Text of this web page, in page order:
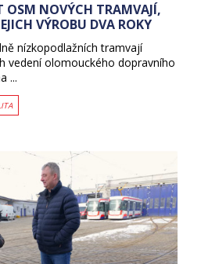
OSM NOVÝCH TRAMVAJÍ,
VÝROBU DVA ROKY
nízkopodlažních tramvají
vedení olomouckého dopravního
...